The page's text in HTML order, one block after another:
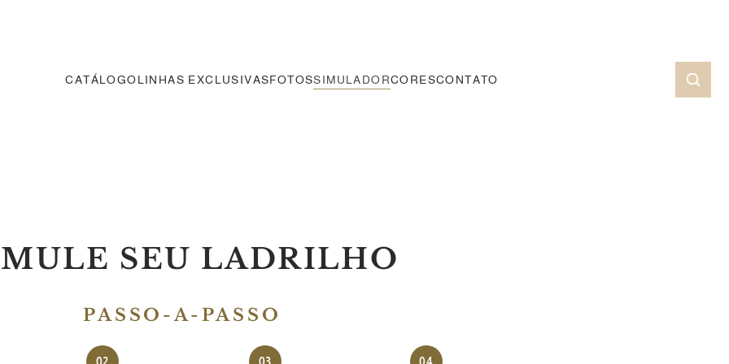
CATÁLOGOLINHAS EXCLUSIVASFOTOSSIMULADORCORESCONTATO
SEU LADRILHO
PASSO-A-PASSO